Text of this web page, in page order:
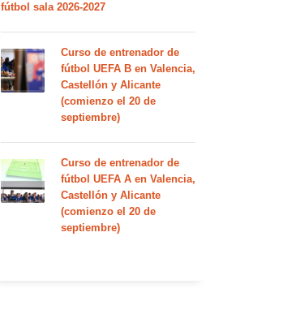
fútbol sala 2026-2027
Curso de entrenador de
fútbol UEFA B en Valencia,
Castellón y Alicante
(comienzo el 20 de
septiembre)
Curso de entrenador de
fútbol UEFA A en Valencia,
Castellón y Alicante
(comienzo el 20 de
septiembre)